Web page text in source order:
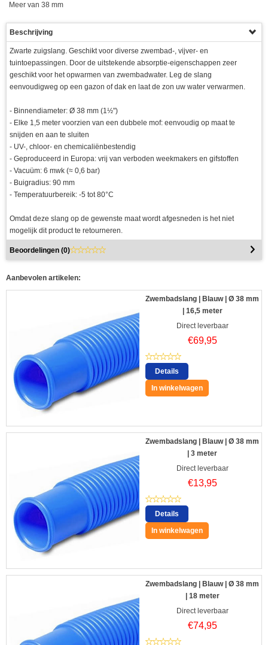
Meer van 38 mm
Beschrijving
Zwarte zuigslang. Geschikt voor diverse zwembad-, vijver- en
tuintoepassingen. Door de uitstekende absorptie-eigenschappen zeer
geschikt voor het opwarmen van zwembadwater. Leg de slang
eenvoudigweg op een gazon of dak en laat de zon uw water verwarmen.
- Binnendiameter: Ø 38 mm (1½")
- Elke 1,5 meter voorzien van een dubbele mof: eenvoudig op maat te
snijden en aan te sluiten
- UV-, chloor- en chemicaliënbestendig
- Geproduceerd in Europa: vrij van verboden weekmakers en gifstoffen
- Vacuüm: 6 mwk (≈ 0,6 bar)
- Buigradius: 90 mm
- Temperatuurbereik: -5 tot 80°C
Omdat deze slang op de gewenste maat wordt afgesneden is het niet
mogelijk dit product te retourneren.
Beoordelingen (0)
Aanbevolen artikelen:
Zwembadslang | Blauw | Ø 38 mm
| 16,5 meter
Direct leverbaar
€69,95
Details
In winkelwagen
Zwembadslang | Blauw | Ø 38 mm
| 3 meter
Direct leverbaar
€13,95
Details
In winkelwagen
Zwembadslang | Blauw | Ø 38 mm
| 18 meter
Direct leverbaar
€74,95